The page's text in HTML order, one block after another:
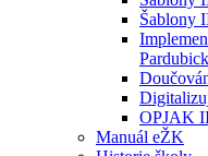
Šablony
OPJAK
Manuál eŽK